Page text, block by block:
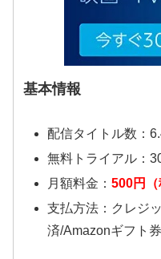
基本情報
配信タイトル数：
無料トライアル：
月額料金： 500円（
支払方法：クレジ
済/Amazonギフト券